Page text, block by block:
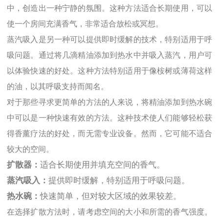
中，创造出一种宁静的氛围。这种方法适合长期使用，可以
使一个房间充满香气，非常适合放松或冥想。
蒸汽吸入是另一种可以提供即时缓解的技术，特别适用于呼
吸问题。通过将几滴精油添加到热水中并吸入蒸汽，用户可
以体验快速的好处。这种方法特别适用于像桉树或薄荷这样
的油，以其呼吸支持而闻名。
对于那些寻求更简单的方法的人来说，将精油添加到热水碗
中可以是一种快速有效的方法。这种技术使人们能够轻松获
得香薰疗法的好处，而无需专业设备。然而，它可能不适合
较大的空间。
扩散器： 适合长期使用并填充空间的香气。
蒸汽吸入： 提供即时缓解，特别适用于呼吸问题。
热水碗：快速简单，但对较大区域的效果较差。
在选择扩散方法时，请考虑空间的大小和所需的香气强度。